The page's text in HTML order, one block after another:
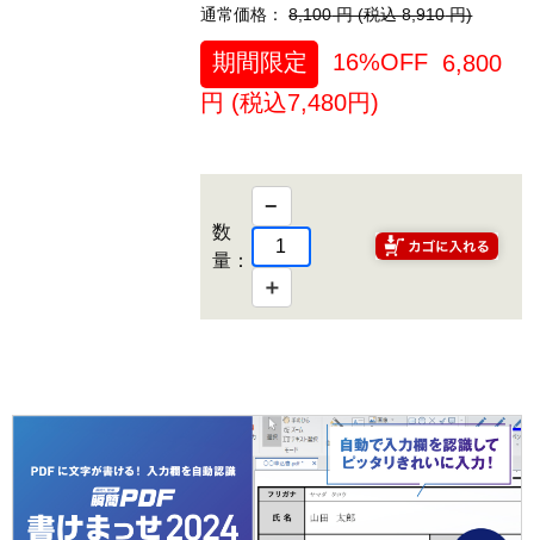
通常価格： 8,100円 (税込8,910円)
期間限定 16%OFF 6,800
円 (税込7,480円)
数
量：
−
＋